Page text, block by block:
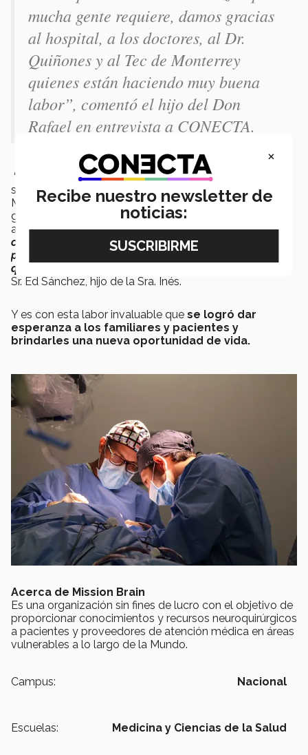
mucha gente requiere, damos gracias
al hospital, a los doctores, al Dr.
Quiñones y al Tec de Monterrey
quienes están haciendo muy buena
labor”, comentó el hijo del Don
Rafael en entrevista a CONECTA.
“Es algo extraordinario, no lo podíamos concebir el que
se unieron esfuerzos de Mission Brain, Tecnológico de
Monterrey, del Centro Médico Puerta de Hierro y un
grupo de 13 personas para cuidar cada uno de los
aspectos es indescriptible.Estamos muy agradecidos
con todas las personas que no conocemos y que
participaron en darle la oportunidad a mi mamá para
que tenga una excelente calidad de vida”
Sr. Ed Sánchez, hijo de la Sra. Inés.
Y es con esta labor invaluable que se logró dar
esperanza a los familiares y pacientes y
brindarles una nueva oportunidad de vida.
Acerca de Mission Brain
Es una organización sin fines de lucro con el objetivo de
proporcionar conocimientos y recursos neuroquirúrgicos
a pacientes y proveedores de atención médica en áreas
vulnerables a lo largo de la Mundo.
Campus: Nacional
Escuelas: Medicina y Ciencias de la Salud
×
Recibe nuestro newsletter de
noticias: